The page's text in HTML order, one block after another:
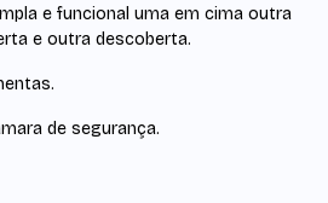
e funcional uma em cima outra
e outra descoberta.
de segurança.